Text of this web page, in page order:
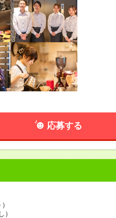
応募する